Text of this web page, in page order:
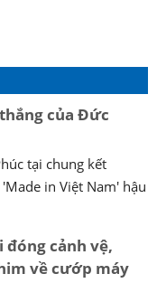
của Đức
tại chung kết
in Việt Nam' hậu
đóng cảnh vệ,
về cướp máy